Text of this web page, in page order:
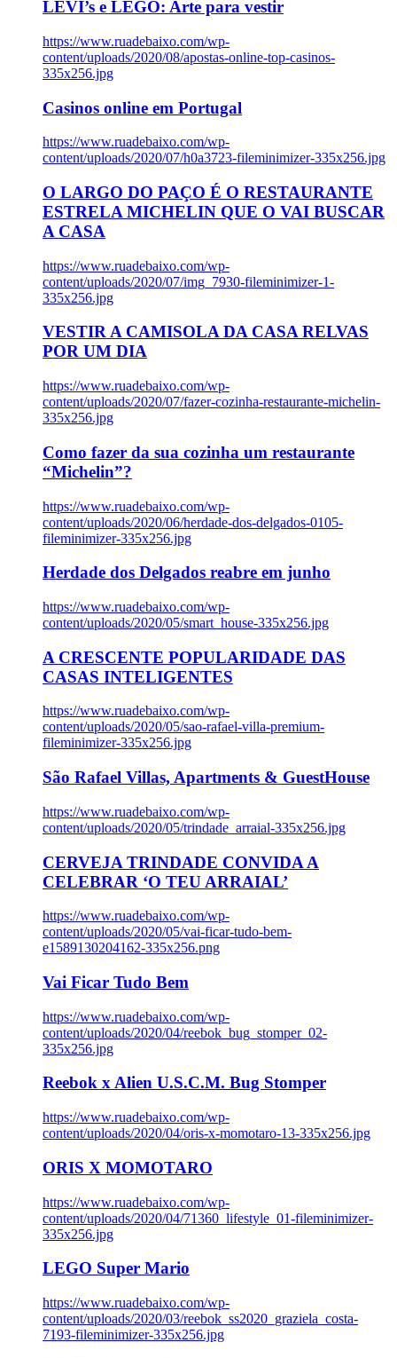
LEVI’s e LEGO: Arte para vestir
https://www.ruadebaixo.com/wp-
content/uploads/2020/08/apostas-online-top-casinos-
335x256.jpg
Casinos online em Portugal
https://www.ruadebaixo.com/wp-
content/uploads/2020/07/h0a3723-fileminimizer-335x256.jpg
O LARGO DO PAÇO É O RESTAURANTE
ESTRELA MICHELIN QUE O VAI BUSCAR
A CASA
https://www.ruadebaixo.com/wp-
content/uploads/2020/07/img_7930-fileminimizer-1-
335x256.jpg
VESTIR A CAMISOLA DA CASA RELVAS
POR UM DIA
https://www.ruadebaixo.com/wp-
content/uploads/2020/07/fazer-cozinha-restaurante-michelin-
335x256.jpg
Como fazer da sua cozinha um restaurante
“Michelin”?
https://www.ruadebaixo.com/wp-
content/uploads/2020/06/herdade-dos-delgados-0105-
fileminimizer-335x256.jpg
Herdade dos Delgados reabre em junho
https://www.ruadebaixo.com/wp-
content/uploads/2020/05/smart_house-335x256.jpg
A CRESCENTE POPULARIDADE DAS
CASAS INTELIGENTES
https://www.ruadebaixo.com/wp-
content/uploads/2020/05/sao-rafael-villa-premium-
fileminimizer-335x256.jpg
São Rafael Villas, Apartments & GuestHouse
https://www.ruadebaixo.com/wp-
content/uploads/2020/05/trindade_arraial-335x256.jpg
CERVEJA TRINDADE CONVIDA A
CELEBRAR ‘O TEU ARRAIAL’
https://www.ruadebaixo.com/wp-
content/uploads/2020/05/vai-ficar-tudo-bem-
e1589130204162-335x256.png
Vai Ficar Tudo Bem
https://www.ruadebaixo.com/wp-
content/uploads/2020/04/reebok_bug_stomper_02-
335x256.jpg
Reebok x Alien U.S.C.M. Bug Stomper
https://www.ruadebaixo.com/wp-
content/uploads/2020/04/oris-x-momotaro-13-335x256.jpg
ORIS X MOMOTARO
https://www.ruadebaixo.com/wp-
content/uploads/2020/04/71360_lifestyle_01-fileminimizer-
335x256.jpg
LEGO Super Mario
https://www.ruadebaixo.com/wp-
content/uploads/2020/03/reebok_ss2020_graziela_costa-
7193-fileminimizer-335x256.jpg